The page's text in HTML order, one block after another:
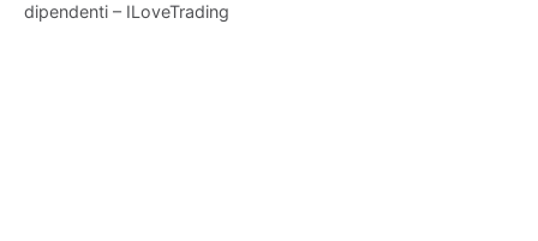
dipendenti – ILoveTrading